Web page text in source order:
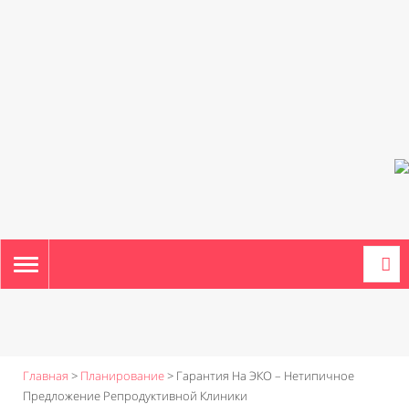
TOGGLE
NAVIGATION
Главная > Планирование> Гарантия На ЭКО – Нетипичное
Предложение Репродуктивной Клиники